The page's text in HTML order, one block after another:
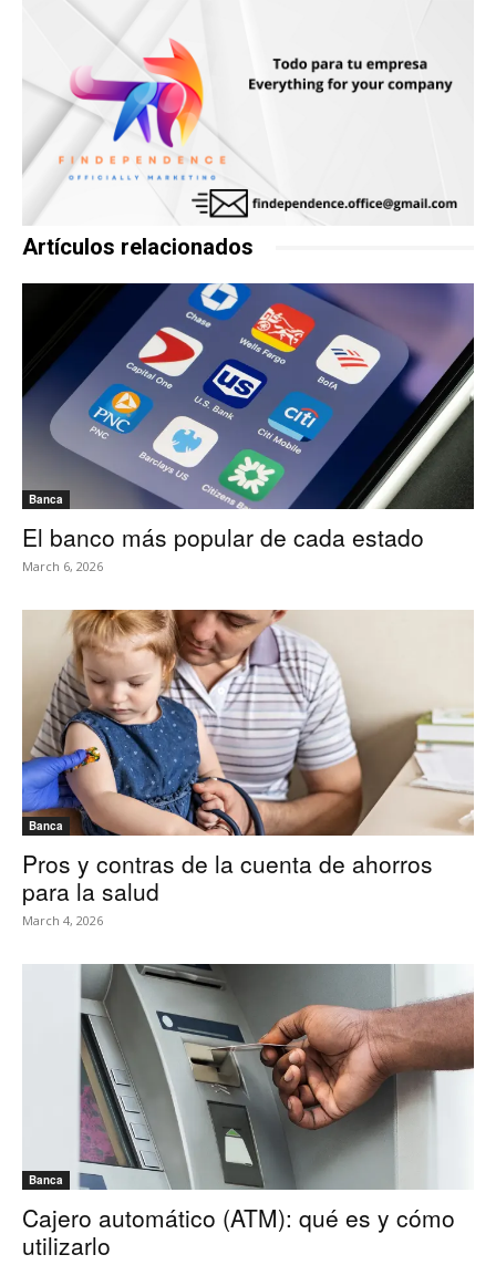
Artículos relacionados
Banca
El banco más popular de cada estado
March 6, 2026
Banca
Pros y contras de la cuenta de ahorros
para la salud
March 4, 2026
Banca
Cajero automático (ATM): qué es y cómo
utilizarlo